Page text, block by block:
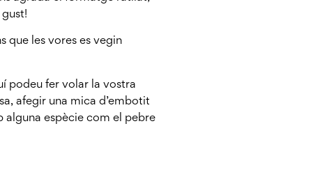
que les vores es vegin
podeu fer volar la vostra
afegir una mica d’embotit
espècie com el pebre